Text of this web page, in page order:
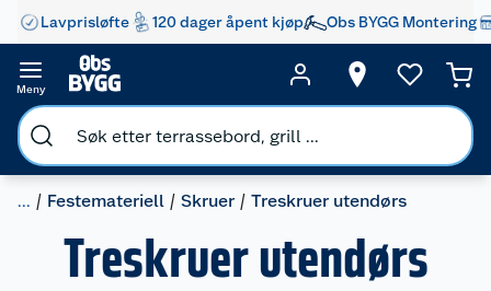
Lavprisløfte 120 dager åpent kjøp Obs BYGG Montering
Meny
... Festemateriell Skruer Treskruer utendørs
Treskruer utendørs